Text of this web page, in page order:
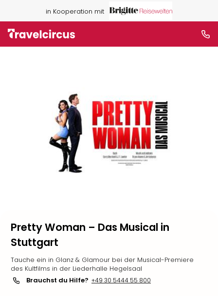
in Kooperation mit
Pretty Woman – Das Musical in
Stuttgart
Tauche ein in Glanz & Glamour bei der Musical-Premiere
des Kultfilms in der Liederhalle Hegelsaal
Brauchst du Hilfe? +49 30 5444 55 800